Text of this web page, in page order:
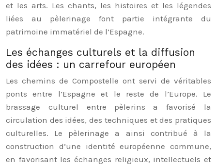
et les arts. Les chants, les histoires et les légendes
liées au pèlerinage font partie intégrante du
patrimoine immatériel de l’Espagne.
Les échanges culturels et la diffusion
des idées : un carrefour européen
Les chemins de Compostelle ont servi de véritables
ponts entre l’Espagne et le reste de l’Europe. Le
brassage culturel entre pèlerins a favorisé la
circulation des idées, des techniques et des pratiques
culturelles. Le pèlerinage a ainsi contribué à la
construction d’une identité européenne commune,
en favorisant les échanges religieux, intellectuels et